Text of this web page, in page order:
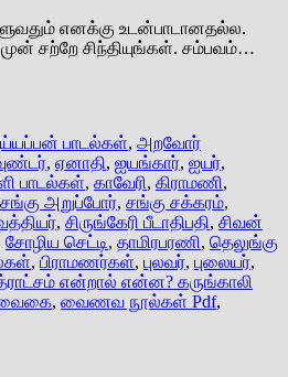
எனக்கு உடன்பாடானதல்ல.
சற்றே சிந்தியுங்கள். சம்பவம்…
பாடல்கள், அறவோர்
, ஏனாதி, ஐயங்கார், ஐயர்,
பாடல்கள், காவேரி, கிராமணி,
சங்கு அறுப்போர், சங்கு சக்கரம்,
, சிருங்கேரி பீடாதிபதி, சிவன்
சோழிய செட்டி, தாமிரபரணி, தெலுங்கு
, பிராமணர்கள், புலவர், புலையர்,
என்றால் என்ன? கருங்காலி
, வைணவ நூல்கள் Pdf,